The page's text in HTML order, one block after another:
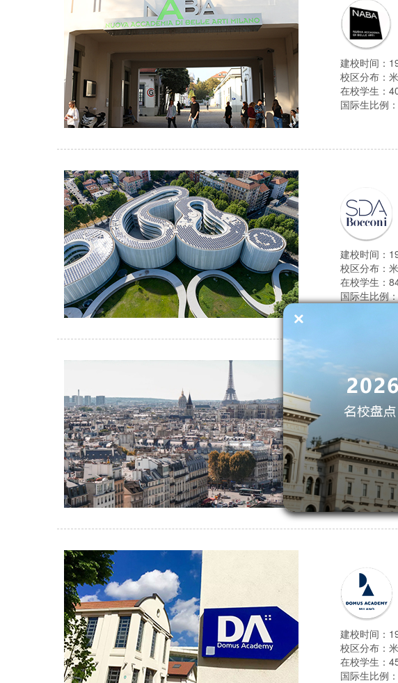
建校时间：
校区分布：
在校学生：
国际生比例
建校时间：
校区分布：
在校学生：
国际生比例
建校时间：
校区分布：
在校学生：
国际生比例
建校时间：
校区分布：
在校学生：
国际生比例